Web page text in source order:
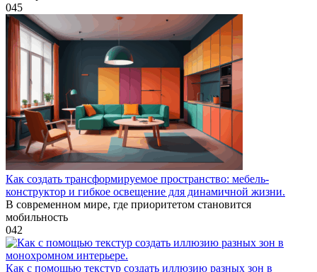
045
Как создать трансформируемое пространство: мебель-
конструктор и гибкое освещение для динамичной жизни.
В современном мире, где приоритетом становится
мобильность
042
Как с помощью текстур создать иллюзию разных зон в